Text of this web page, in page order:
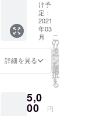
お礼の
メール
を差し
上げま
す。
け予
定：
2021
年03
月
詳細を見る
こ
の
リ
タ
ー
ン
を
選
択
す
る
5,0
00 円